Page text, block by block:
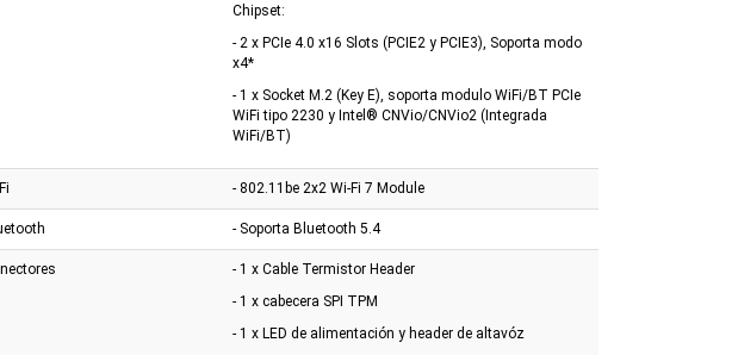
Chipset:
- 2 x PCIe 4.0 x16 Slots (PCIE2 y PCIE3), Soporta modo
x4*
- 1 x Socket M.2 (Key E), soporta modulo WiFi/BT PCIe
WiFi tipo 2230 y Intel® CNVio/CNVio2 (Integrada
WiFi/BT)
- 802.11be 2x2 Wi-Fi 7 Module
- Soporta Bluetooth 5.4
- 1 x Cable Termistor Header
- 1 x cabecera SPI TPM
- 1 x LED de alimentación y header de altavóz